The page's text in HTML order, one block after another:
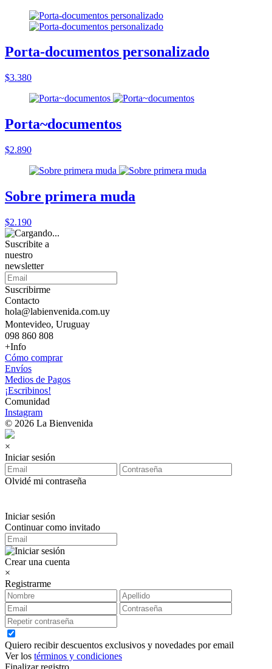
Porta-documentos personalizado
$3.380
Porta~documentos
$2.890
Sobre primera muda
$2.190
Suscribite a
nuestro
newsletter
Suscribirme
Contacto
hola@labienvenida.com.uy
Montevideo, Uruguay
098 860 808
+Info
Cómo comprar
Envíos
Medios de Pagos
¡Escribinos!
Comunidad
Instagram
© 2026 La Bienvenida
×
Iniciar sesión
Olvidé mi contraseña
Iniciar sesión
Continuar como invitado
Crear una cuenta
×
Registrarme
Quiero recibir descuentos exclusivos y novedades por email
Ver los términos y condiciones
Finalizar registro